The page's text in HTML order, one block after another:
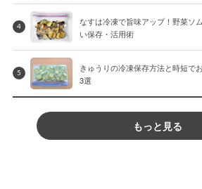
4
なすは冷凍で旨味アップ！野菜ソ
い保存・活用術
5
きゅうりの冷凍保存方法と時短で
3選
もっと見る